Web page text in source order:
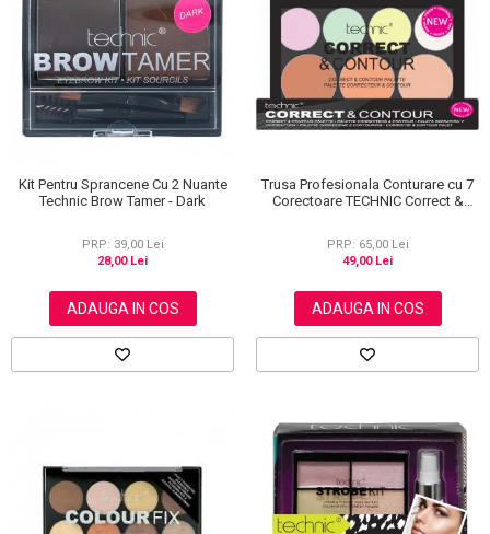
Kit Pentru Sprancene Cu 2 Nuante
Technic Brow Tamer - Dark
PRP: 39,00 Lei
28,00 Lei
ADAUGA IN COS
Trusa Profesionala Conturare cu 7
Corectoare TECHNIC Correct &
PRP: 65,00 Lei
49,00 Lei
ADAUGA IN COS